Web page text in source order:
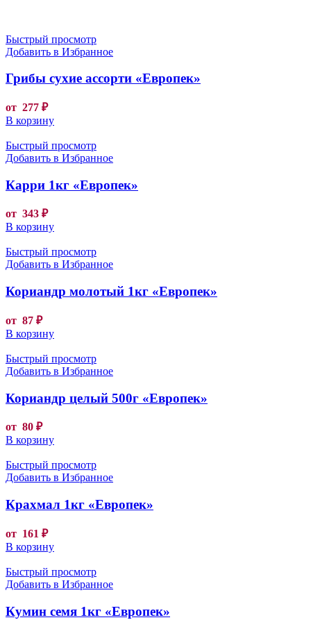
Быстрый просмотр
Добавить в Избранное
Грибы сухие ассорти «Европек»
от 277 ₽
В корзину
Быстрый просмотр
Добавить в Избранное
Карри 1кг «Европек»
от 343 ₽
В корзину
Быстрый просмотр
Добавить в Избранное
Кориандр молотый 1кг «Европек»
от 87 ₽
В корзину
Быстрый просмотр
Добавить в Избранное
Кориандр целый 500г «Европек»
от 80 ₽
В корзину
Быстрый просмотр
Добавить в Избранное
Крахмал 1кг «Европек»
от 161 ₽
В корзину
Быстрый просмотр
Добавить в Избранное
Кумин семя 1кг «Европек»